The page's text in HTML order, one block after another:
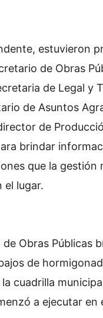
estuvieron
de Obras
de Legal y
de Asuntos
de
brindar
que la gestión
el lugar.
de Obras Públicas
de
cuadrilla
a ejecutar en